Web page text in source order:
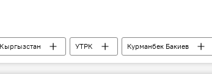
Кыргызстан УТРК Курманбек Бакиев